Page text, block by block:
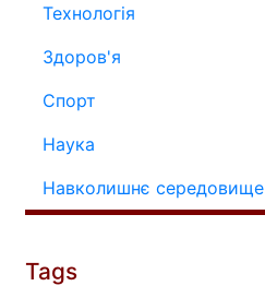
Технологія
Здоров'я
Спорт
Наука
Навколишнє середовище
Tags